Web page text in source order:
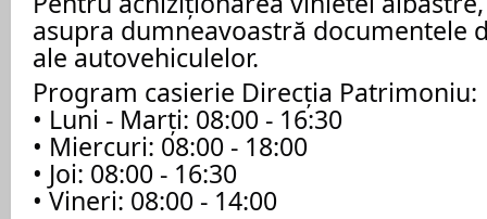
asupra dumneavoastră documentele
ale autovehiculelor.
Program casierie Direcția Patrimoniu:
• Luni - Marți: 08:00 - 16:30
• Miercuri: 08:00 - 18:00
• Joi: 08:00 - 16:30
• Vineri: 08:00 - 14:00